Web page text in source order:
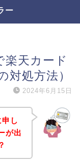
ー
天カード
対処方法）
2024年6月15日
し
が出